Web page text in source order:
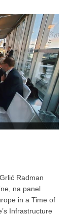
Radman
na panel
in a Time of
Infrastructure